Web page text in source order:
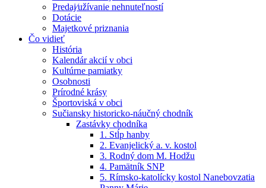
Predaj⁄užívanie nehnuteľností
Dotácie
Majetkové priznania
Čo vidieť
História
Kalendár akcií v obci
Kultúrne pamiatky
Osobnosti
Prírodné krásy
Športoviská v obci
Sučiansky historicko-náučný chodník
Zastávky chodníka
1. Stĺp hanby
2. Evanjelický a. v. kostol
3. Rodný dom M. Hodžu
4. Pamätník SNP
5. Rímsko-katolícky kostol Nanebovzatia